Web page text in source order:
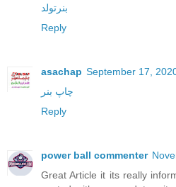
بنرتولد
Reply
asachap September 17,
چاپ بنر
Reply
power ball commenter
Great Article it its really